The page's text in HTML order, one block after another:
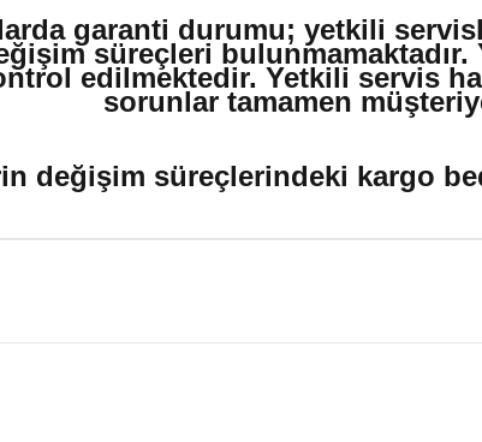
garanti durumu; yetkili
süreçleri bulunmamaktadır.
edilmektedir. Yetkili servis
sorunlar tamamen
değişim süreçlerindeki kargo